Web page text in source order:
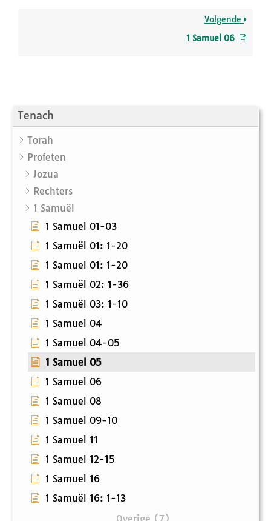
Tenach
Torah
Profeten
Jozua
Rechters
1 Samuël
1 Samuel 01-03
1 Samuël 01: 1-20
1 Samuel 01: 1-20
1 Samuël 02: 1-36
1 Samuël 03: 1-10
1 Samuel 04
1 Samuel 04-05
1 Samuel 05
1 Samuel 06
1 Samuel 08
1 Samuel 09-10
1 Samuel 11
1 Samuel 12-15
1 Samuel 16
1 Samuël 16: 1-13
Volgende
1 Samuel 06